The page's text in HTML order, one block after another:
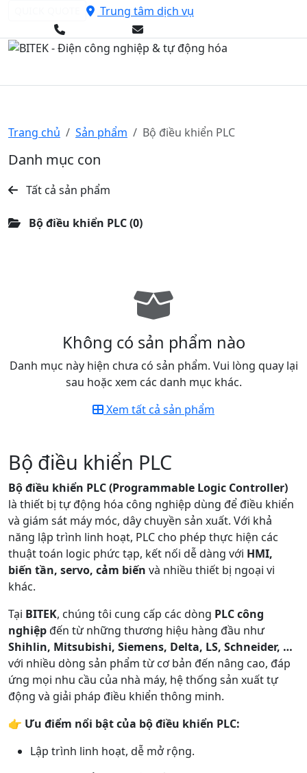
Trung tâm dịch vụ
Trang chủ Sản phẩm Bộ điều khiển PLC
Danh mục con
Tất cả sản phẩm
Bộ điều khiển PLC(0)
Không có sản phẩm nào
Danh mục này hiện chưa có sản phẩm. Vui lòng quay lại
sau hoặc xem các danh mục khác.
Xem tất cả sản phẩm
Bộ điều khiển PLC
Bộ điều khiển PLC (Programmable Logic Controller)
là thiết bị tự động hóa công nghiệp dùng để điều khiển
và giám sát máy móc, dây chuyền sản xuất. Với khả
năng lập trình linh hoạt, PLC cho phép thực hiện các
thuật toán logic phức tạp, kết nối dễ dàng với HMI,
biến tần, servo, cảm biến và nhiều thiết bị ngoại vi
khác.
Tại BITEK, chúng tôi cung cấp các dòng PLC công
nghiệpđến từ những thương hiệu hàng đầu như
Shihlin, Mitsubishi, Siemens, Delta, LS, Schneider, …
với nhiều dòng sản phẩm từ cơ bản đến nâng cao, đáp
ứng mọi nhu cầu của nhà máy, hệ thống sản xuất tự
động và giải pháp điều khiển thông minh.
👉 Ưu điểm nổi bật của bộ điều khiển PLC:
Lập trình linh hoạt, dễ mở rộng.